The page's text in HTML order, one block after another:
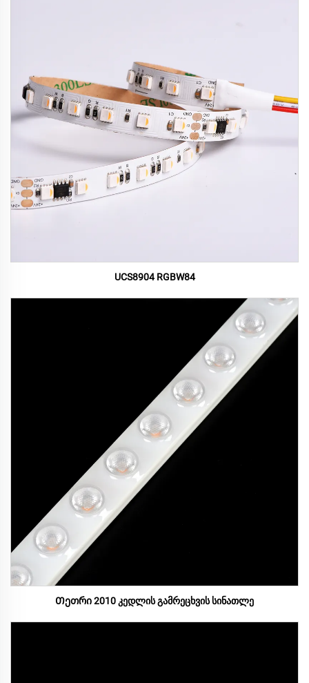
UCS8904 RGBW84
Თეთრი 2010 კედლის გამრეცხვის სინათლე